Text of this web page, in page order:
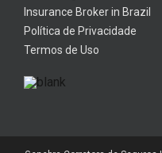
Insurance Broker in Brazil
Política de Privacidade
Termos de Uso